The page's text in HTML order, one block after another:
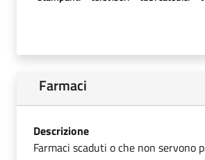
Farmaci
Descrizione
Farmaci scaduti o che non servono